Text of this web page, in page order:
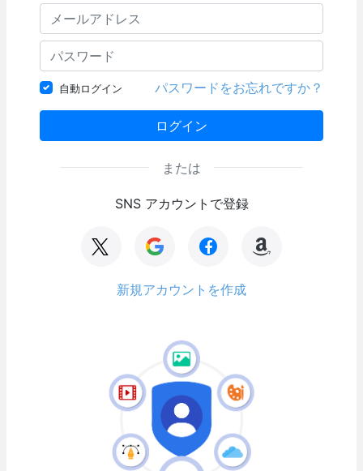
自動ログイン パスワードをお忘れですか？
ログイン
または
SNS アカウントで登録
新規アカウントを作成